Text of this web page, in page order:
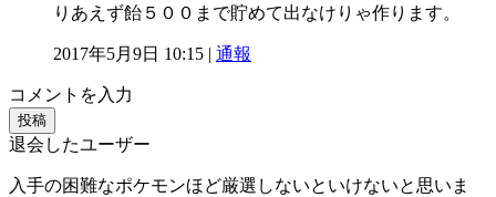
りあえず飴５００まで貯めて出なけりゃ作ります。
2017年5月9日 10:15 | 通報
コメントを入力
投稿
退会したユーザー
入手の困難なポケモンほど厳選しないといけないと思いま